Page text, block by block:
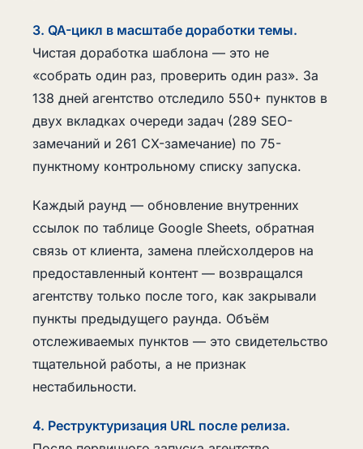
3. QA-цикл в масштабе доработки темы.
Чистая доработка шаблона — это не
«собрать один раз, проверить один раз». За
138 дней агентство отследило 550+ пунктов в
двух вкладках очереди задач (289 SEO-
замечаний и 261 CX-замечание) по 75-
пунктному контрольному списку запуска.
Каждый раунд — обновление внутренних
ссылок по таблице Google Sheets, обратная
связь от клиента, замена плейсхолдеров на
предоставленный контент — возвращался
агентству только после того, как закрывали
пункты предыдущего раунда. Объём
отслеживаемых пунктов — это свидетельство
тщательной работы, а не признак
нестабильности.
4. Реструктуризация URL после релиза.